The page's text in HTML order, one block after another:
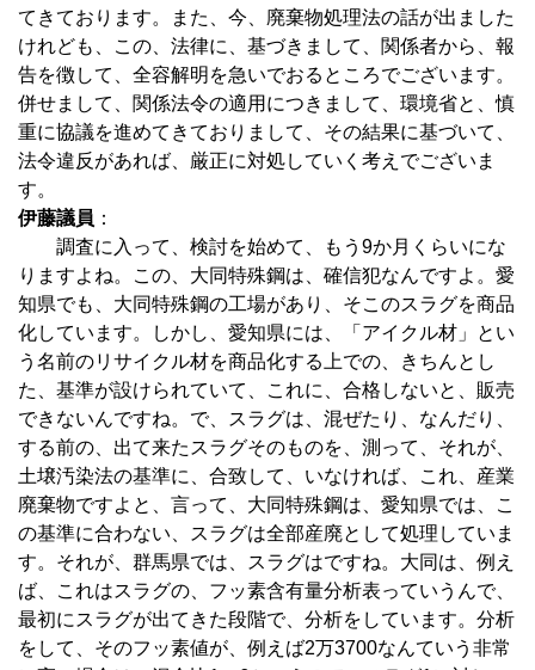
てきております。また、今、廃棄物処理法の話が出ました
けれども、この、法律に、基づきまして、関係者から、報
告を徴して、全容解明を急いでおるところでございます。
併せまして、関係法令の適用につきまして、環境省と、慎
重に協議を進めてきておりまして、その結果に基づいて、
法令違反があれば、厳正に対処していく考えでございま
す。
伊藤議員 ：
調査に入って、検討を始めて、もう9か月くらいにな
りますよね。この、大同特殊鋼は、確信犯なんですよ。愛
知県でも、大同特殊鋼の工場があり、そこのスラグを商品
化しています。しかし、愛知県には、「アイクル材」とい
う名前のリサイクル材を商品化する上での、きちんとし
た、基準が設けられていて、これに、合格しないと、販売
できないんですね。で、スラグは、混ぜたり、なんだり、
する前の、出て来たスラグそのものを、測って、それが、
土壌汚染法の基準に、合致して、いなければ、これ、産業
廃棄物ですよと、言って、大同特殊鋼は、愛知県では、こ
の基準に合わない、スラグは全部産廃として処理していま
す。それが、群馬県では、スラグはですね。大同は、例え
ば、これはスラグの、フッ素含有量分析表っていうんで、
最初にスラグが出てきた段階で、分析をしています。分析
をして、そのフッ素値が、例えば2万3700なんていう非常